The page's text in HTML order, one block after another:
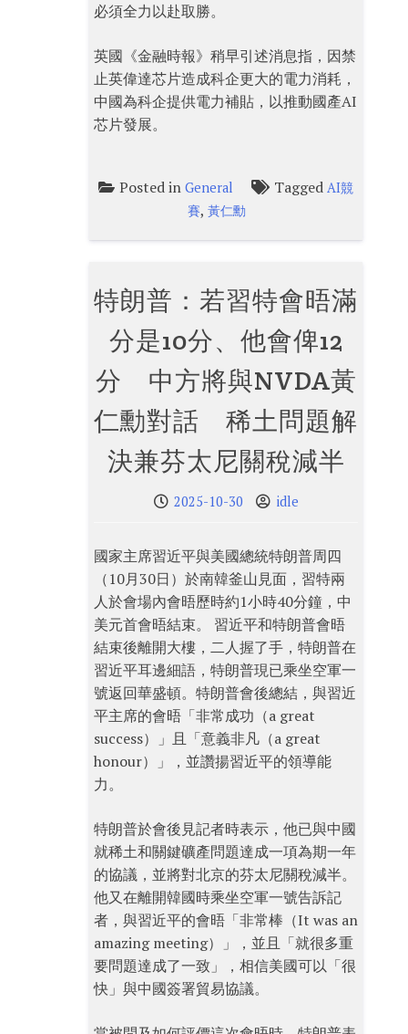
必須全力以赴取勝。
英國《金融時報》稍早引述消息指，因禁
止英偉達芯片造成科企更大的電力消耗，
中國為科企提供電力補貼，以推動國產AI
芯片發展。
Posted inGeneral TaggedAI競
賽,黃仁勳
特朗普：若習特會晤滿
分是10分、他會俾12
分 中方將與NVDA黃
仁勳對話 稀土問題解
決兼芬太尼關稅減半
2025-10-30 idle
國家主席習近平與美國總統特朗普周四
（10月30日）於南韓釜山見面，習特兩
人於會場內會晤歷時約1小時40分鐘，中
美元首會晤結束。 習近平和特朗普會晤
結束後離開大樓，二人握了手，特朗普在
習近平耳邊細語，特朗普現已乘坐空軍一
號返回華盛頓。特朗普會後總結，與習近
平主席的會晤「非常成功（a great
success）」且「意義非凡（a great
honour）」，並讚揚習近平的領導能
力。
特朗普於會後見記者時表示，他已與中國
就稀土和關鍵礦產問題達成一項為期一年
的協議，並將對北京的芬太尼關稅減半。
他又在離開韓國時乘坐空軍一號告訴記
者，與習近平的會晤「非常棒（It was an
amazing meeting）」，並且「就很多重
要問題達成了一致」，相信美國可以「很
快」與中國簽署貿易協議。